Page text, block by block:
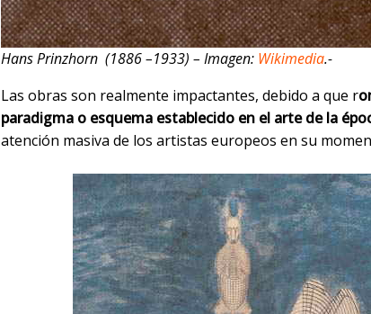
Hans Prinzhorn (1886 –1933) – Imagen: Wikimedia.-
Las obras son realmente impactantes, debido a que r
paradigma o esquema establecido en el arte de la
atención masiva de los artistas europeos en su